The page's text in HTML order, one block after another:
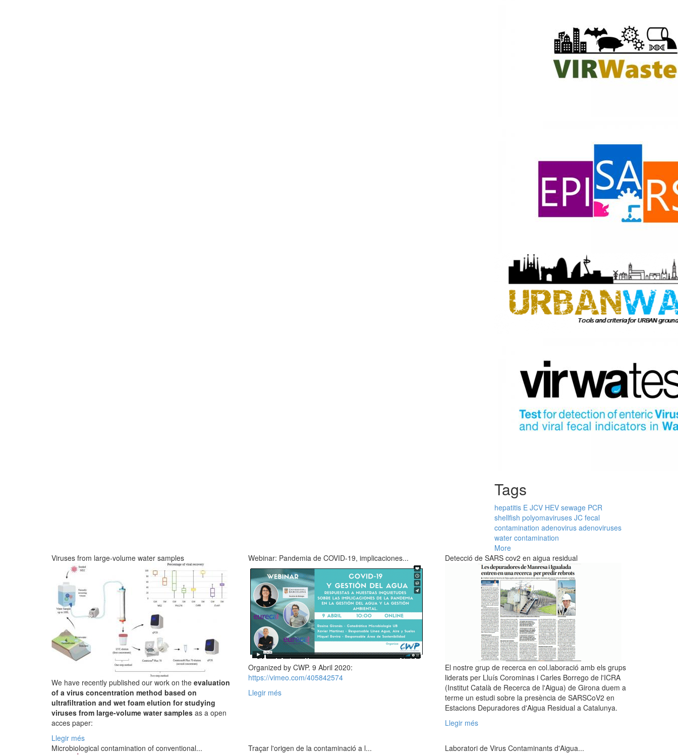
Tags
hepatitis E JCV HEV sewage PCR
shellfish polyomaviruses JC fecal
contamination adenovirus adenoviruses
water contamination
More
Viruses from large-volume water samples
We have recently published our work on the evaluation
of a virus concentration method based on
ultrafiltration and wet foam elution for studying
viruses from large-volume water samples as a open
acces paper:
Llegir més
Webinar: Pandemia de COVID-19, implicaciones...
Organized by CWP. 9 Abril 2020:
https://vimeo.com/405842574
Llegir més
Detecció de SARS cov2 en aigua residual
El nostre grup de recerca en col.laboració amb els grups
liderats per Lluís Corominas i Carles Borrego de l'ICRA
(Institut Català de Recerca de l'Aigua) de Girona duem a
terme un estudi sobre la presència de SARSCoV2 en
Estacions Depuradores d'Aigua Residual a Catalunya.
Llegir més
Microbiological contamination of conventional...
Traçar l'origen de la contaminació a l...
Laboratori de Virus Contaminants d'Aigua...